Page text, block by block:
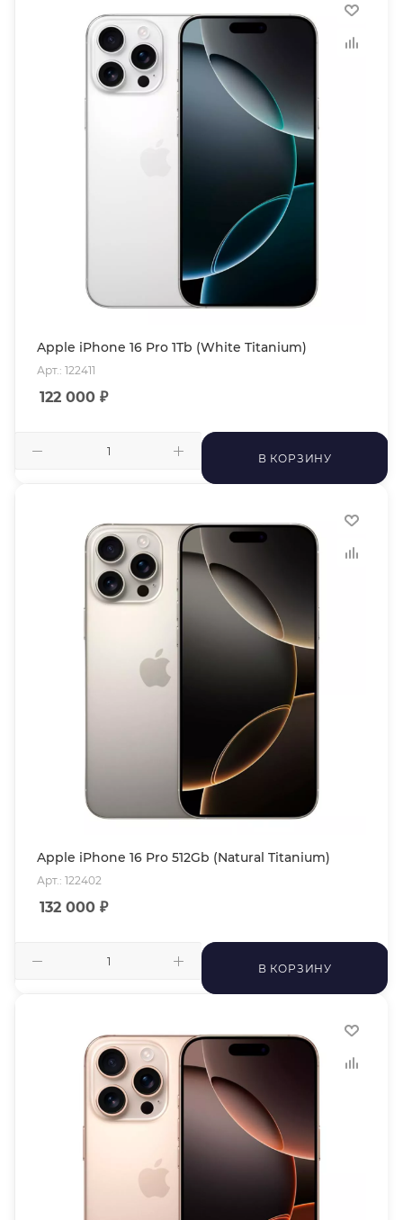
Apple iPhone 16 Pro 1Tb (White Titanium)
Арт.: 122411
122 000 ₽
В КОРЗИНУ
Apple iPhone 16 Pro 512Gb (Natural Titanium)
Арт.: 122402
132 000 ₽
В КОРЗИНУ